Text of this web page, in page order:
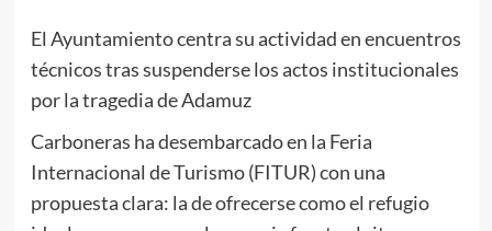
El Ayuntamiento centra su actividad en encuentros
técnicos tras suspenderse los actos institucionales
por la tragedia de Adamuz
Carboneras ha desembarcado en la Feria
Internacional de Turismo (FITUR) con una
propuesta clara: la de ofrecerse como el refugio